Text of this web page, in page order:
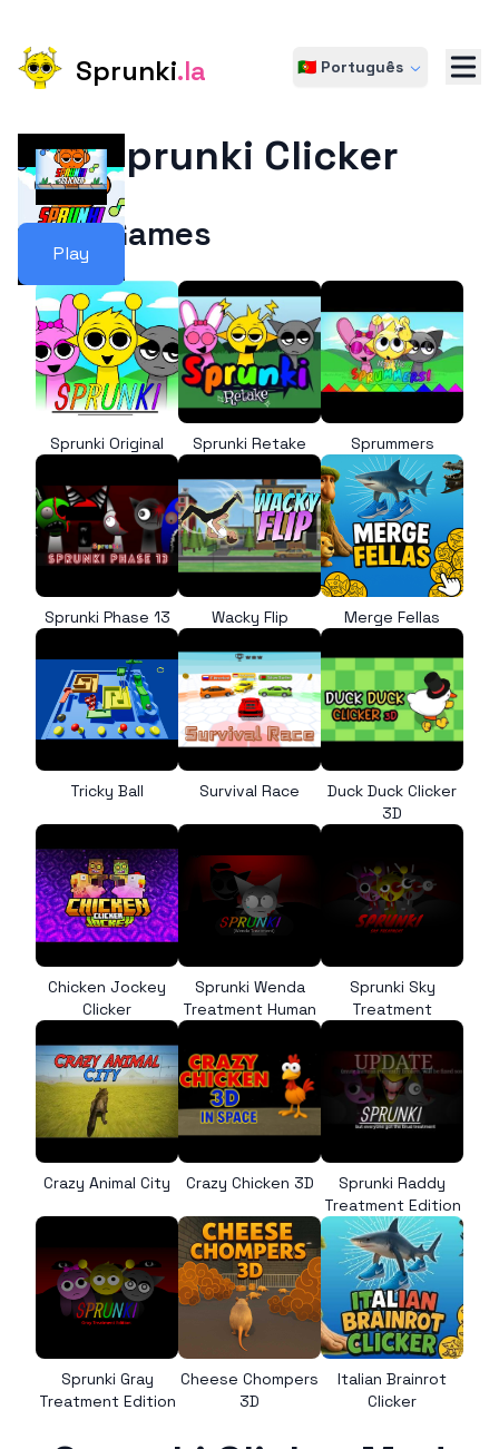
Sprunki.la 🇵🇹 Português
Play
Sprunki Clicker
More Games
Sprunki Original Sprunki Retake Sprummers
Sprunki Phase 13 Wacky Flip Merge Fellas
Tricky Ball Survival Race
Duck Duck Clicker
3D
Chicken Jockey
Clicker
Sprunki Wenda
Treatment Human
Sprunki Sky
Treatment
Crazy Animal City Crazy Chicken 3D
Sprunki Raddy
Treatment Edition
Sprunki Gray
Treatment Edition
Cheese Chompers
3D
Italian Brainrot
Clicker